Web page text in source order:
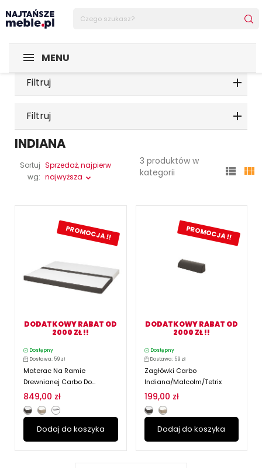
MENU
Filtruj
Filtruj
INDIANA
Sortuj
wg:
Sprzedaż, najpierw
najwyższa
3 produktów w
kategorii
 
PROMOCJA !!
DODATKOWY RABAT OD
2000 ZŁ !!
Dostępny
Dostawa: 59 zł
Materac Na Ramie
Drewnianej Carbo Do...
849,00 zł
Dodaj do koszyka
PROMOCJA !!
DODATKOWY RABAT OD
2000 ZŁ !!
Dostępny
Dostawa: 59 zł
Zagłówki Carbo
Indiana/Malcolm/Tetrix
199,00 zł
Dodaj do koszyka